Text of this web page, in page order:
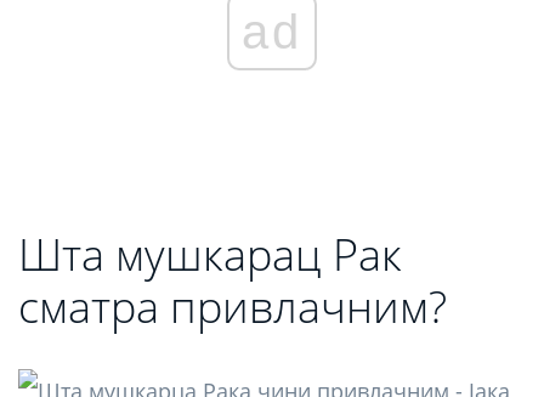
ad
Шта мушкарац Рак
сматра привлачним?